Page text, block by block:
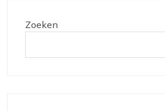
Zoeken